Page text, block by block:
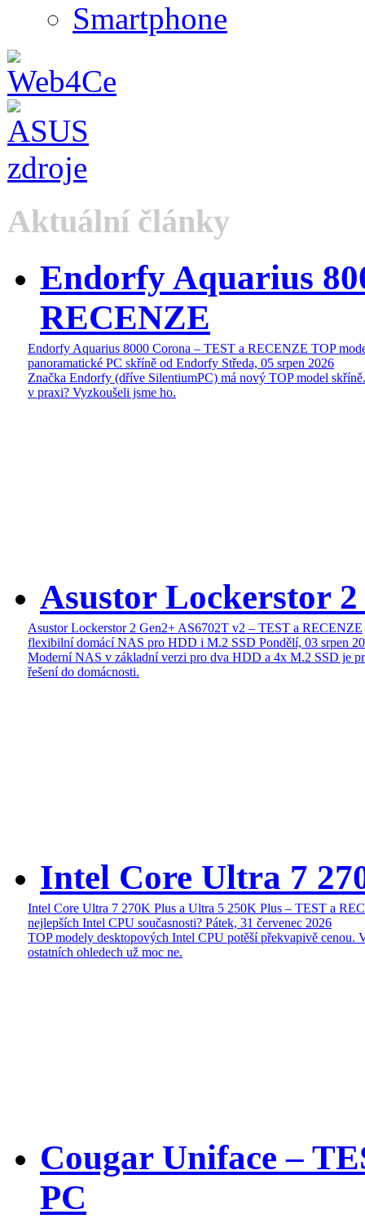
Smartphone
Aktuální články
Endorfy Aquarius
RECENZE
Endorfy Aquarius 8000 Corona – TEST a RECENZE TOP
panoramatické PC skříně od Endorfy Středa, 05 srpen 2026
Značka Endorfy (dříve SilentiumPC) má nový TOP model
v praxi? Vyzkoušeli jsme ho.
Asustor Lockerstor
Asustor Lockerstor 2 Gen2+ AS6702T v2 – TEST a RECENZE
flexibilní domácí NAS pro HDD i M.2 SSD Pondělí, 03 srpen
Moderní NAS v základní verzi pro dva HDD a 4x M.2 SSD je
řešení do domácnosti.
Intel Core Ultra 7
Intel Core Ultra 7 270K Plus a Ultra 5 250K Plus – TEST a
nejlepších Intel CPU současnosti? Pátek, 31 červenec 2026
TOP modely desktopových Intel CPU potěší překvapivě cenou.
ostatních ohledech už moc ne.
Cougar Uniface –
PC